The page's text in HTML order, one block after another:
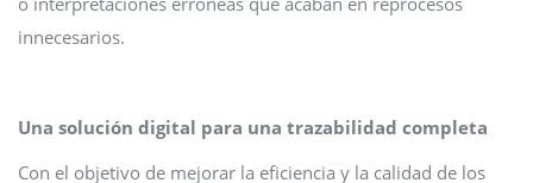
innecesarios.
Una solución digital para una trazabilidad completa
Con el objetivo de mejorar la eficiencia y la calidad de los